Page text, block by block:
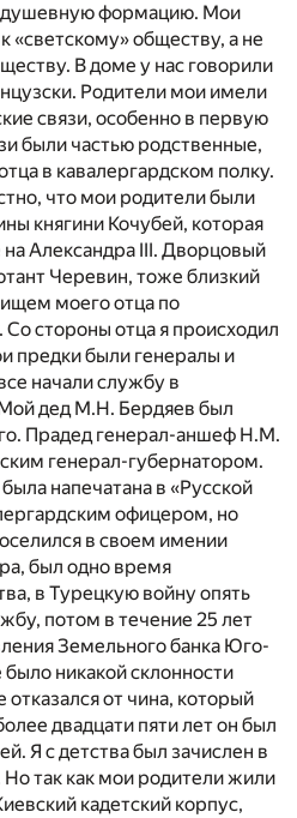
душевную формацию. Мои
«светскому» обществу, а не
В доме у нас говорили
Родители мои имели
связи, особенно в первую
были частью родственные,
в кавалергардском полку.
что мои родители были
княгини Кочубей, которая
Александра III. Дворцовый
Черевин, тоже близкий
моего отца по
стороны отца я происходил
предки были генералы и
начали службу в
дед М.Н. Бердяев был
Прадед генерал-аншеф Н.М.
генерал-губернатором.
напечатана в «Русской
офицером, но
в своем имении
был одно время
в Турецкую войну опять
потом в течение 25 лет
Земельного банка Юго-
было никакой склонности
отказался от чина, который
двадцати пяти лет он был
Я с детства был зачислен в
Но так как мои родители жили
кадетский корпус,